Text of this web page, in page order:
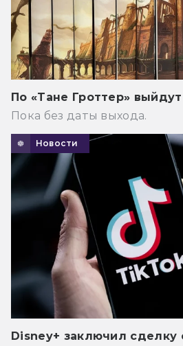
По «Тане Гроттер»
Пока без даты выхода.
Новости
Disney+ заключил сделку